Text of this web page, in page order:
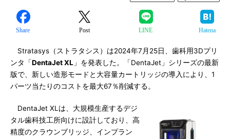
Share Post LINE Hatena
Stratasys（ストラタシス）は2024年7月25日、歯科用3Dプリ
ンタ「DentaJet XL 」を発表した。「DentaJet」シリーズの最新
版で、新しい造形モードと大容量カートリッジの導入により、1
パーツ当たりのコストを最大67％削減する。
DentaJet XLは、大規模生産するデジ
タル歯科技工所向けに設計しており、高
精度のクラウンブリッジ、インプラン